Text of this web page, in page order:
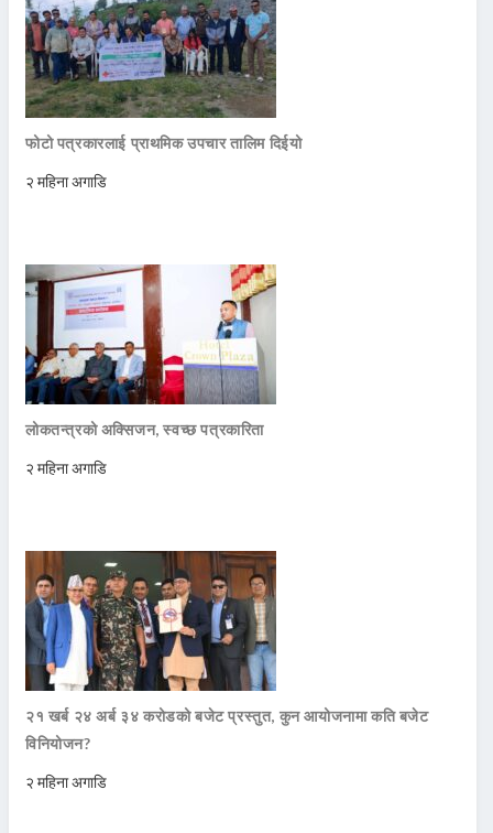
फोटो पत्रकारलाई प्राथमिक उपचार तालिम दिईयो
२ महिना अगाडि
लोकतन्त्रको अक्सिजन, स्वच्छ पत्रकारिता
२ महिना अगाडि
२१ खर्ब २४ अर्ब ३४ करोडको बजेट प्रस्तुत, कुन आयोजनामा कति बजेट
विनियोजन?
२ महिना अगाडि